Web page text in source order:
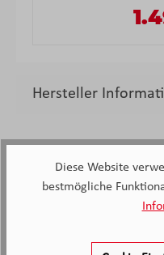
Hersteller
Diese Website
bestmögliche